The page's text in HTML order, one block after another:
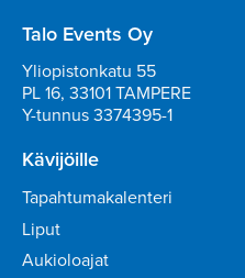
Talo Events Oy
Yliopistonkatu 55
PL 16, 33101 TAMPERE
Y-tunnus 3374395-1
Kävijöille
Tapahtumakalenteri
Liput
Aukioloajat